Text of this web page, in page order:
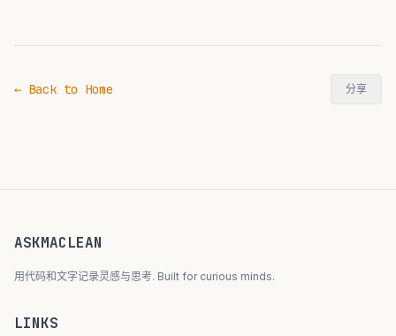
← Back to Home 分享
ASKMACLEAN
用代码和文字记录灵感与思考. Built for curious minds.
LINKS